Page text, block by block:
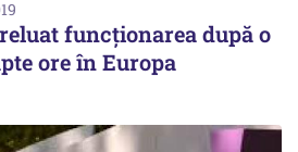
funcţionarea după o
ore în Europa